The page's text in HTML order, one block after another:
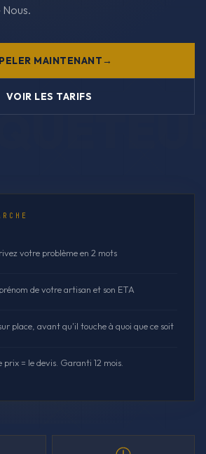
MAINTENANT
VOIR LES TARIFS
votre problème en 2 mots
de votre artisan et son ETA
place, avant qu'il touche à quoi que ce soit
prix = le devis. Garanti 12 mois.